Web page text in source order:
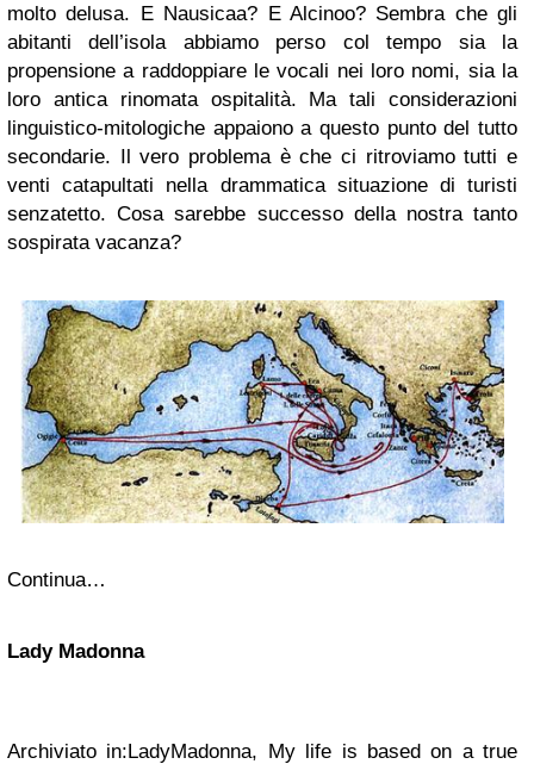
molto delusa. E Nausicaa? E Alcinoo? Sembra che gli
abitanti dell’isola abbiamo perso col tempo sia la
propensione a raddoppiare le vocali nei loro nomi, sia la
loro antica rinomata ospitalità. Ma tali considerazioni
linguistico-mitologiche appaiono a questo punto del tutto
secondarie. Il vero problema è che ci ritroviamo tutti e
venti catapultati nella drammatica situazione di turisti
senzatetto. Cosa sarebbe successo della nostra tanto
sospirata vacanza?
Continua…
Lady Madonna
Archiviato in:LadyMadonna, My life is based on a true